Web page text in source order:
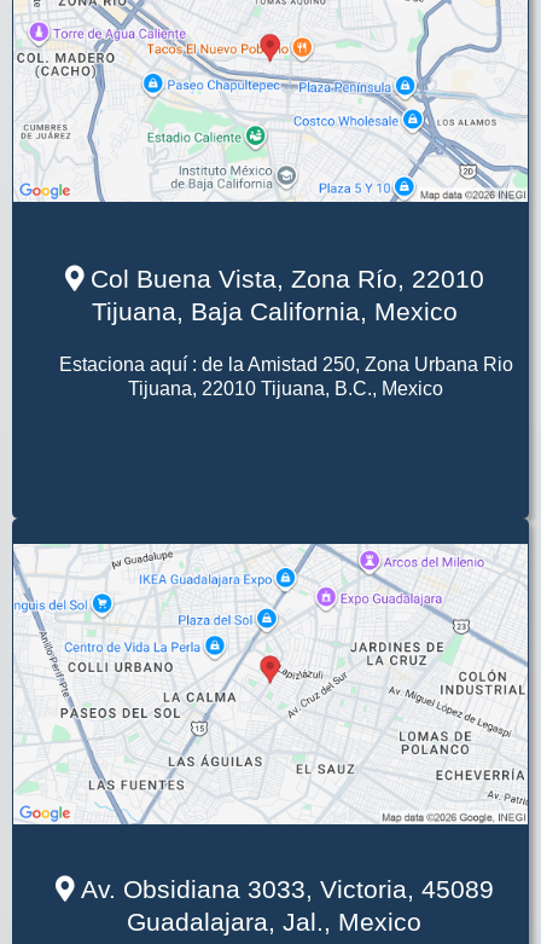
Col Buena Vista, Zona Río, 22010
Tijuana, Baja California, Mexico
Estaciona aquí : de la Amistad 250, Zona Urbana Rio
Tijuana, 22010 Tijuana, B.C., Mexico
Av. Obsidiana 3033, Victoria, 45089
Guadalajara, Jal., Mexico